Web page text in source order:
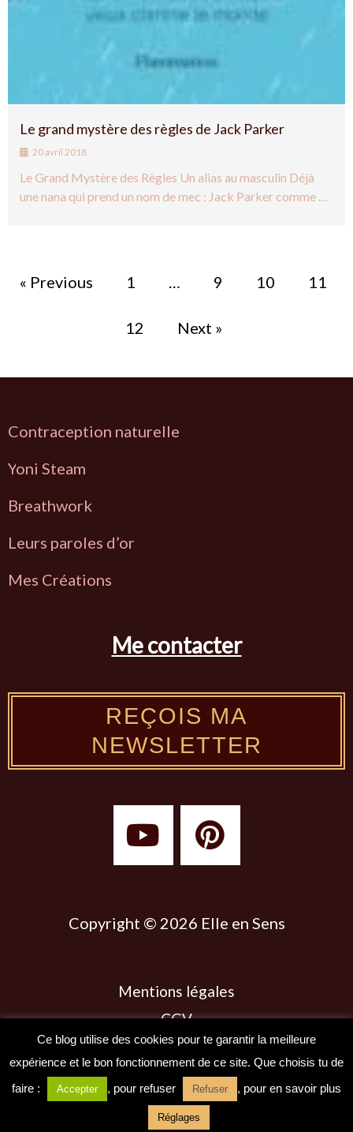
Le grand mystère des règles de Jack Parker
20 avril 2018
Le Grand Mystère des Règles Un alias au masculin Déjà
une nana qui prend un nom de mec : Jack Parker comme …
« Previous 1 … 9 10 11
12 Next »
Contraception naturelle
Yoni Steam
Breathwork
L eurs paroles d’or
Mes Créations
Me contacter
REÇOIS MA
NEWSLETTER
Y
o
u
u
P
i
n
e
s
t
Copyright © 2026 Elle en Sens
Mentions légales
CGV
Politique des cookies
Politique de confidentialité
Ce blog utilise des cookies pour te garantir la meilleure
expérience et le bon fonctionnement de ce site. Que choisis tu de
faire :
Accepter , pour refuser Refuser , pour en savoir plus
Réglages